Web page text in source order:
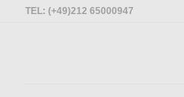
TEL: (+49)212 65000947